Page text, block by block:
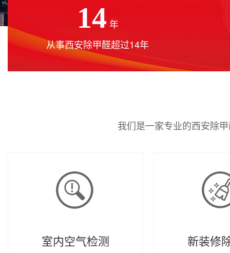
14 年
从事西安除甲醛超过14年
我们是一家专业的西安除
室内空气检测 新装修